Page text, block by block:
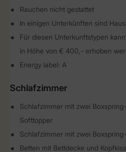
Rauchen nicht gestattet
In einigen Unterkünften sind
Für diesen Unterkunftstypen
in Höhe von € 400,- erhoben
Energy label: A
Schlafzimmer
Schlafzimmer mit zwei
Softtopper
Schlafzimmer mit zwei
Betten mit Bettdecke und